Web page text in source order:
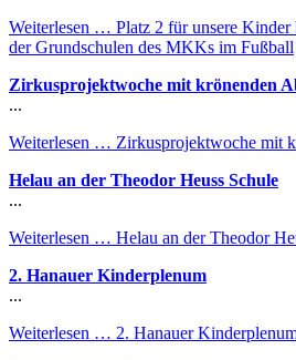
Weiterlesen … Platz 2 für unsere
der Grundschulen des MKKs im Fußball
Zirkusprojektwoche mit krönenden
...
Weiterlesen … Zirkusprojektwoche mit
Helau an der Theodor Heuss Schule
...
Weiterlesen … Helau an der Theodor
2. Hanauer Kinderplenum
...
Weiterlesen … 2. Hanauer